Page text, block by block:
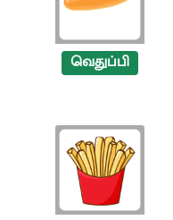
வெதுப்பி